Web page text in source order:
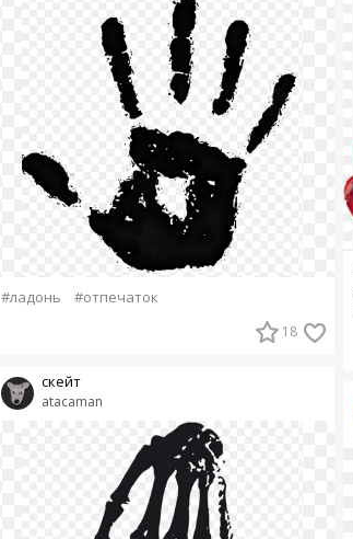
#ладонь #отпечаток
18
atacaman
скейт